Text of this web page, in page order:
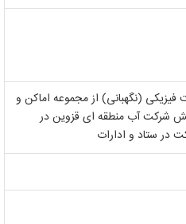
(نگهبانی) از مجموعه اماکن و
آب منطقه ای قزوین در
ستاد و ادارات